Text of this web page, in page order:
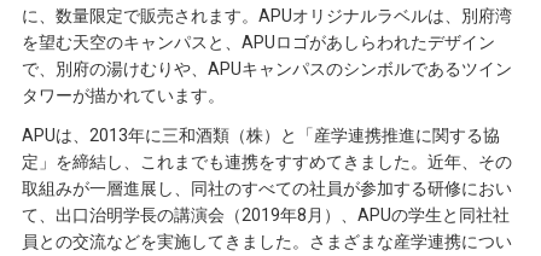
に、数量限定で販売されます。APUオリジナルラベルは、別府湾
を望む天空のキャンパスと、APUロゴがあしらわれたデザイン
で、別府の湯けむりや、APUキャンパスのシンボルであるツイン
タワーが描かれています。
APUは、2013年に三和酒類（株）と「産学連携推進に関する協
定」を締結し、これまでも連携をすすめてきました。近年、その
取組みが一層進展し、同社のすべての社員が参加する研修におい
て、出口治明学長の講演会（2019年8月）、APUの学生と同社社
員との交流などを実施してきました。さまざまな産学連携につい